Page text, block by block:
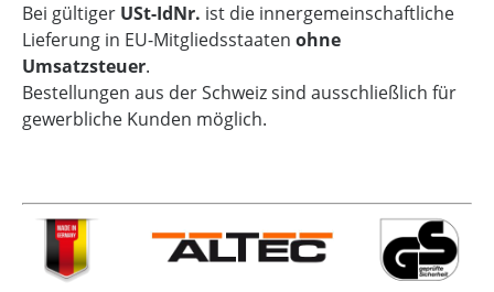
Bei gültiger USt-IdNr. ist die innergemeinschaftliche
Lieferung in EU-Mitgliedsstaaten ohne
Umsatzsteuer.
Bestellungen aus der Schweiz sind ausschließlich für
gewerbliche Kunden möglich.